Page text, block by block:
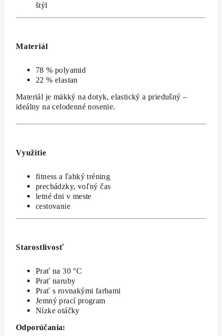
štýl
Materiál
78 % polyamid
22 % elastan
Materiál je mäkký na dotyk, elastický a priedušný –
ideálny na celodenné nosenie.
Využitie
fitness a ľahký tréning
prechádzky, voľný čas
letné dni v meste
cestovanie
Starostlivosť
Prať na 30 °C
Prať naruby
Prať s rovnakými farbami
Jemný prací program
Nízke otáčky
Odporúčania: